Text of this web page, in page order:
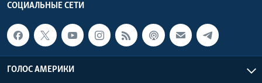
СОЦИАЛЬНЫЕ СЕТИ
ГОЛОС АМЕРИКИ